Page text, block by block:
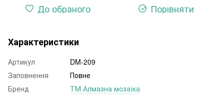
До обраного Порівняти
Характеристики
Артикул
DM-209
Заповнення
Повне
Бренд
ТМ Алмазна мозаїка